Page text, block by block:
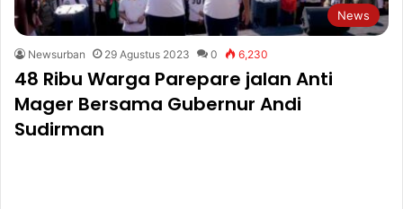
News
Newsurban 29 Agustus 2023 0 6,230
48 Ribu Warga Parepare jalan Anti
Mager Bersama Gubernur Andi
Sudirman